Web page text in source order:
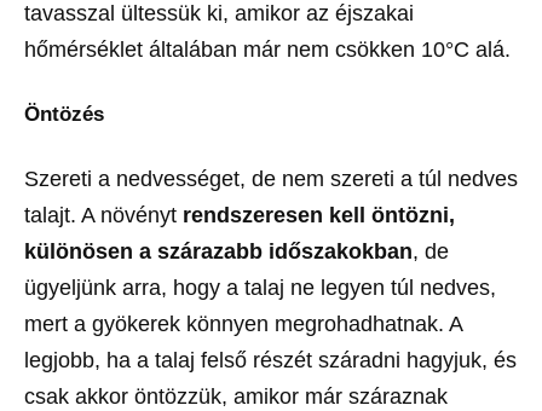
tavasszal ültessük ki, amikor az éjszakai
hőmérséklet általában már nem csökken 10°C alá.
Öntözés
Szereti a nedvességet, de nem szereti a túl nedves
talajt. A növényt rendszeresen kell öntözni,
különösen a szárazabb időszakokban, de
ügyeljünk arra, hogy a talaj ne legyen túl nedves,
mert a gyökerek könnyen megrohadhatnak. A
legjobb, ha a talaj felső részét száradni hagyjuk, és
csak akkor öntözzük, amikor már száraznak